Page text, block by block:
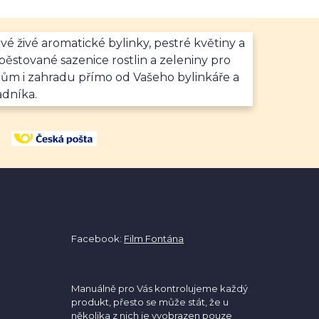
živé aromatické bylinky, pestré květiny a
sazenice rostlin a zeleniny pro
i zahradu přímo od Vašeho bylinkáře a
Facebook: Film Fontána
Manuálně pro Vás kontrolujeme každý
produkt, přesto se může stát, že u
několika z nich je vyobrazen pouze